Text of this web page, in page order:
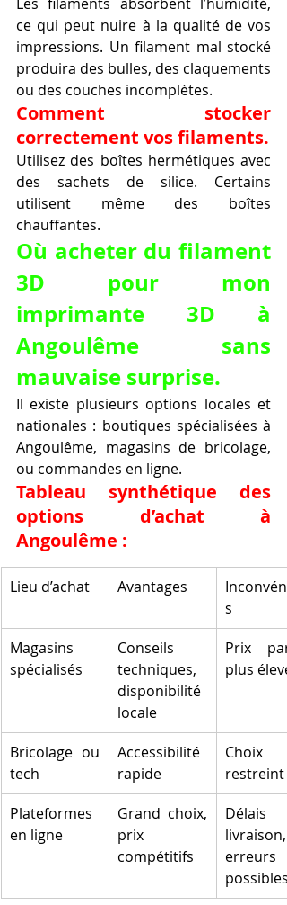
ce qui peut nuire à la qualité de vos
impressions. Un filament mal stocké
produira des bulles, des claquements
ou des couches incomplètes.
Comment stocker
correctement vos filaments.
Utilisez des boîtes hermétiques avec
des sachets de silice. Certains
utilisent même des boîtes
chauffantes.
Où acheter du filament
3D pour mon
imprimante 3D à
Angoulême sans
mauvaise surprise.
Il existe plusieurs options locales et
nationales : boutiques spécialisées à
Angoulême, magasins de bricolage,
ou commandes en ligne.
Tableau synthétique des
options d’achat à
Angoulême :
Lieu d’achat Avantages
s
Magasins
spécialisés
Conseils
techniques,
disponibilité
locale
Prix
plus
Bricolage ou
tech
Accessibilité
rapide
Choix
restreint
Plateformes
en ligne
Grand choix,
prix
compétitifs
Délais
livraison,
erreurs
possibles